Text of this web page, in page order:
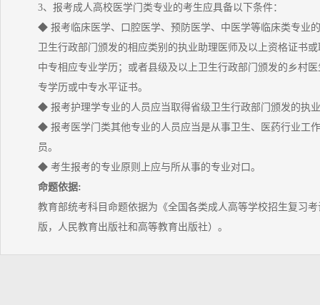
3、报考成人高校医学门类专业的考生应具备以下条件：
◆ 报考临床医学、口腔医学、预防医学、中医学等临床类专业
卫生行政部门颁发的相应类别的执业助理医师及以上资格证书
中专相应专业学历；或者县级及以上卫生行政部门颁发的乡村
专学历或中专水平证书。
◆ 报考护理学专业的人员应当取得省级卫生行政部门颁发的执
◆ 报考医学门类其他专业的人员应当是从事卫生、医药行业工
员。
◆ 考生报考的专业原则上应与所从事的专业对口。
命题依据:
教育部统考科目命题依据为《全国各类成人高等学校招生复习考
版，人民教育出版社和高等教育出版社）。